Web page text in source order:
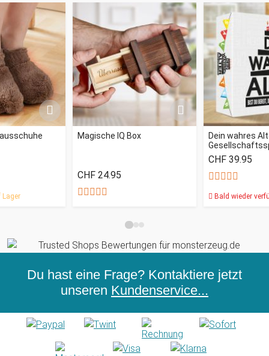
Magische IQ Box
CHF 24.95
Dein wahres
CHF 39.95
Bald wieder
Du hast eine Frage? Kontaktiere jetzt
unseren Kundenservice...